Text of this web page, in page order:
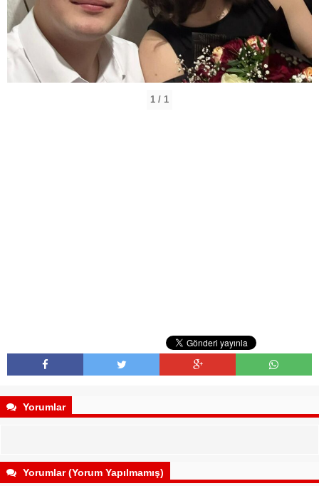
1 / 1
Yorumlar
Yorumlar (Yorum Yapılmamış)